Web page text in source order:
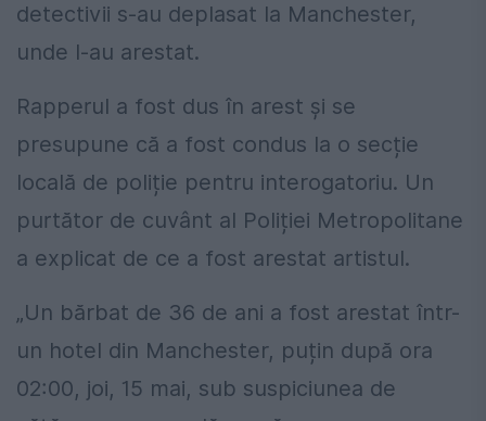
detectivii s-au deplasat la Manchester,
unde l-au arestat.
Rapperul a fost dus în arest și se
presupune că a fost condus la o secție
locală de poliție pentru interogatoriu. Un
purtător de cuvânt al Poliției Metropolitane
a explicat de ce a fost arestat artistul.
„Un bărbat de 36 de ani a fost arestat într-
un hotel din Manchester, puțin după ora
02:00, joi, 15 mai, sub suspiciunea de